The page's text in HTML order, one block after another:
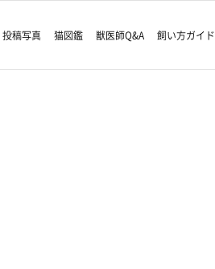
投稿写真 猫図鑑 獣医師Q&A 飼い方ガイド